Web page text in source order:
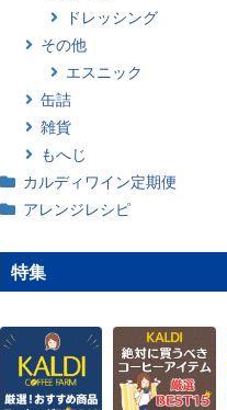
ドレッシング
その他
エスニック
缶詰
雑貨
もへじ
カルディワイン定期便
アレンジレシピ
特集